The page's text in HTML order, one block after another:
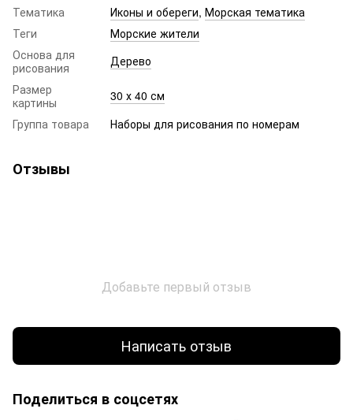
Тематика
Иконы и обереги, Морская тематика
Теги
Морские жители
Основа для
рисования
Дерево
Размер
картины
30 х 40 см
Группа товара
Наборы для рисования по номерам
Отзывы
Добавьте первый отзыв
Написать отзыв
Поделиться в соцсетях